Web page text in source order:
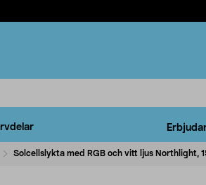
Solcellslykta med RGB och vitt ljus Northlight,